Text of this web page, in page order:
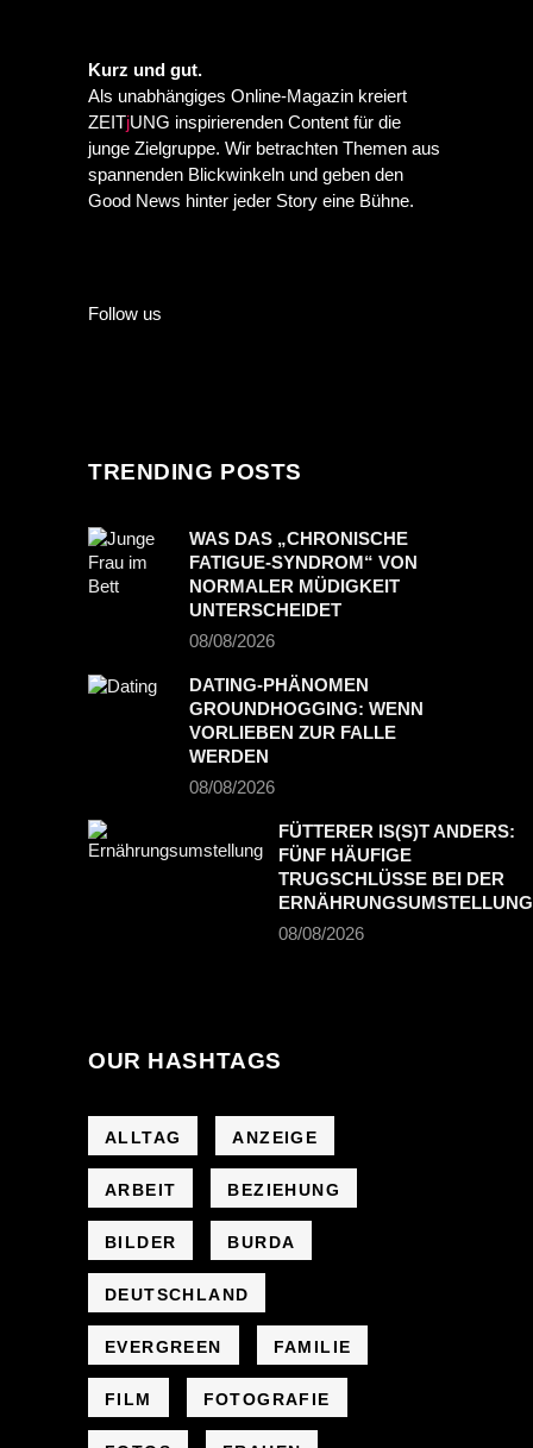
Kurz und gut.
Als unabhängiges Online-Magazin kreiert
ZEITjUNG inspirierenden Content für die
junge Zielgruppe. Wir betrachten Themen aus
spannenden Blickwinkeln und geben den
Good News hinter jeder Story eine Bühne.
Follow us
TRENDING POSTS
WAS DAS „CHRONISCHE
FATIGUE-SYNDROM“ VON
NORMALER MÜDIGKEIT
UNTERSCHEIDET
08/08/2026
DATING-PHÄNOMEN
GROUNDHOGGING: WENN
VORLIEBEN ZUR FALLE
WERDEN
08/08/2026
FÜTTERER IS(S)T ANDERS:
FÜNF HÄUFIGE
TRUGSCHLÜSSE BEI DER
ERNÄHRUNGSUMSTELLUNG
08/08/2026
OUR HASHTAGS
ALLTAG ANZEIGE
ARBEIT BEZIEHUNG
BILDER BURDA
DEUTSCHLAND
EVERGREEN FAMILIE
FILM FOTOGRAFIE